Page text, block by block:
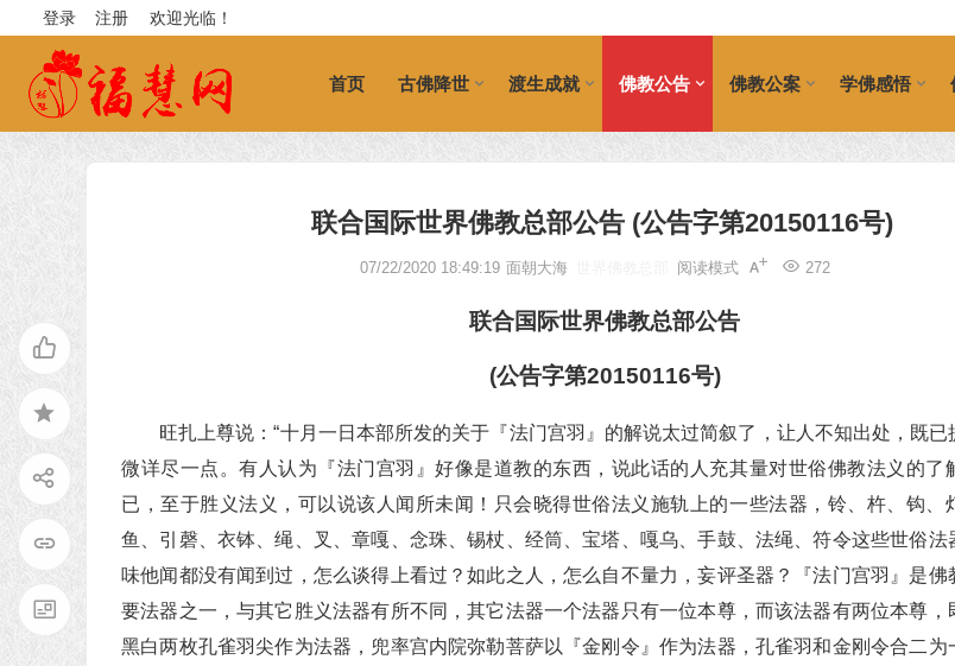
欢迎光临！
登录 注册
首页 古佛降世 渡生成就 佛教公告 佛教公案 学佛感悟
联合国际世界佛教总部公告 (公告字第20150116号)
07/22/2020 18:49:19 面朝大海 272
阅读模式
联合国际世界佛教总部公告
(公告字第20150116号)
旺扎上尊说：“十月一日本部所发的关于『法门宫羽』的解说太过简叙了，让人不知出处，既已
微详尽一点。有人认为『法门宫羽』好像是道教的东西，说此话的人充其量对世俗佛教法义的了
已，至于胜义法义，可以说该人闻所未闻！只会晓得世俗法义施轨上的一些法器，铃、杵、钩、
鱼、引磬、衣钵、绳、叉、章嘎、念珠、锡杖、经筒、宝塔、嘎乌、手鼓、法绳、符令这些世俗法
味他闻都没有闻到过，怎么谈得上看过？如此之人，怎么自不量力，妄评圣器？『法门宫羽』是佛
要法器之一，与其它胜义法器有所不同，其它法器一个法器只有一位本尊，而该法器有两位本尊，
黑白两枚孔雀羽尖作为法器，兜率宫内院弥勒菩萨以『金刚令』作为法器，孔雀羽和金刚令合二为